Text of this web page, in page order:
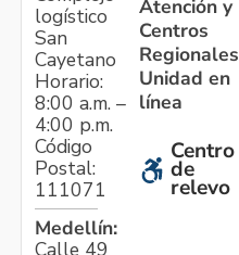
logístico
San
Cayetano
Horario:
8:00 a.m. –
4:00 p.m.
Código
Postal:
111071
Medellín:
Calle 49
Atención y
Centros
Regionales
Unidad en
línea
Centro
de
relevo